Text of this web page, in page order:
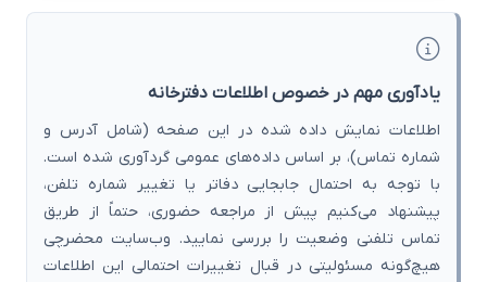
یادآوری مهم در خصوص اطلاعات دفترخانه
اطلاعات نمایش داده شده در این صفحه (شامل آدرس و
شماره تماس)، بر اساس داده‌های عمومی گردآوری شده است.
با توجه به احتمال جابجایی دفاتر یا تغییر شماره تلفن،
پیشنهاد می‌کنیم پیش از مراجعه حضوری، حتماً از طریق
تماس تلفنی وضعیت را بررسی نمایید. وب‌سایت محضرچی
هیچ‌گونه مسئولیتی در قبال تغییرات احتمالی این اطلاعات